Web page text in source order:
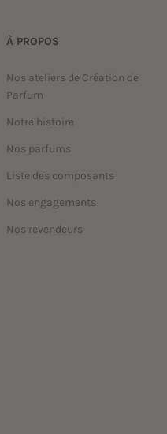
À PROPOS
Nos ateliers de Création de
Parfum
Notre histoire
Nos parfums
Liste des composants
Nos engagements
Nos revendeurs